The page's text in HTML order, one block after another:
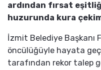
ardından fırsat
huzurunda kura
İzmit Belediye Başkanı
öncülüğüyle hayata
tarafından rekor talep